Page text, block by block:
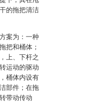
的拖把清洁
案为：一种
把和桶体；
上、下杆之
运动的驱动
桶体内设有
部件；在拖
带动传动